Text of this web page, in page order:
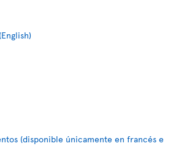
(disponible únicamente en francés e